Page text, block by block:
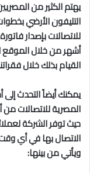
يهتم الكثير من
التليفون الأرضي
أشهر من خلال
القيام بذلك خلال
يمكنك أيضاً التحدث
المصرية للاتصالات
حيث توفر الشركة
ويأتي من بينها: